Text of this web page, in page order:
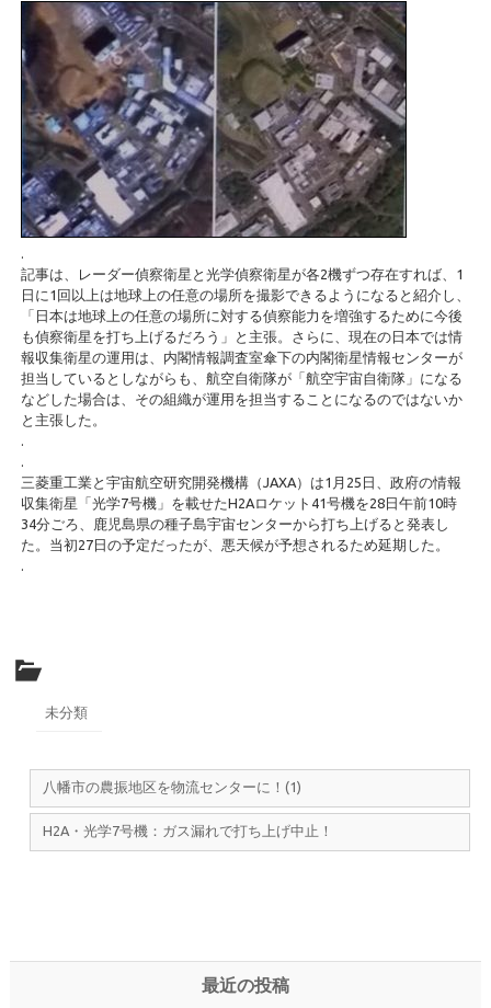
.
記事は、レーダー偵察衛星と光学偵察衛星が各2機ずつ存在すれば、1
日に1回以上は地球上の任意の場所を撮影できるようになると紹介し、
「日本は地球上の任意の場所に対する偵察能力を増強するために今後
も偵察衛星を打ち上げるだろう」と主張。さらに、現在の日本では情
報収集衛星の運用は、内閣情報調査室傘下の内閣衛星情報センターが
担当しているとしながらも、航空自衛隊が「航空宇宙自衛隊」になる
などした場合は、その組織が運用を担当することになるのではないか
と主張した。
.
.
三菱重工業と宇宙航空研究開発機構（JAXA）は1月25日、政府の情報
収集衛星「光学7号機」を載せたH2Aロケット41号機を28日午前10時
34分ごろ、鹿児島県の種子島宇宙センターから打ち上げると発表し
た。当初27日の予定だったが、悪天候が予想されるため延期した。
.
未分類
八幡市の農振地区を物流センターに！(1)
H2A・光学7号機：ガス漏れで打ち上げ中止！
最近の投稿